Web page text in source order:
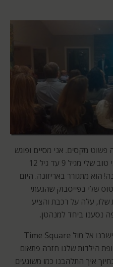
פשוט מקסים. אני מסיים ופוגש
את אורי אייזן. אורי היה החבר הכי טוב שלי מגיל 9 עד גיל 12
לא פגשתי אותו מעל 30 שנה! הוא מתגורר באריזונה. היום
שלי בפייסבוק שהגעתי
שלו, עלה על רכבת והציע
נסענו ביחד למנהטן.
עלינו לבר בקומה 8 במריוט, התיישבנו אל מול Time Square
הילדות שלנו חזרה פתאום
איך התלהבנו כמו משוגעים